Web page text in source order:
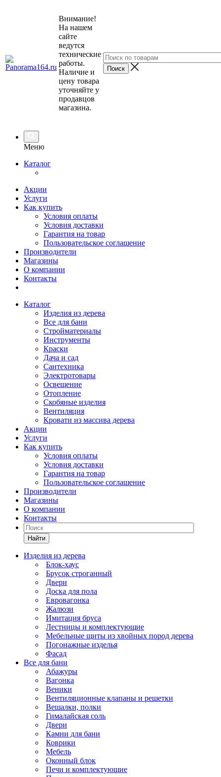
Внимание!
На нашем
сайте
ведутся
технические
работы.
Наличие и
цену товара
уточняйте у
продавцов
магазина.
Меню
Каталог
Акции
Услуги
Как купить
Условия оплаты
Условия доставки
Гарантия на товар
Пользовательское соглашение
Производители
Магазины
О компании
Контакты
Каталог
Изделия из дерева
Все для бани
Стройматериалы
Инструменты
Краски
Дача и сад
Сантехника
Электротовары
Освещение
Отопление
Скобяные изделия
Вентиляция
Кровати из массива дерева
Акции
Услуги
Как купить
Условия оплаты
Условия доставки
Гарантия на товар
Пользовательское соглашение
Производители
Магазины
О компании
Контакты
Найти
Изделия из дерева
Блок-хаус
Брусок строганный
Двери
Доска для пола
Евровагонка
Жалюзи
Имитация бруса
Лестницы и комплектующие
Мебельные щиты из хвойных пород дерева
Погонажные изделья
Фасад
Все для бани
Абажуры
Вагонка
Веники
Вентиляционные клапаны и решетки
Вешалки, полки
Гималайская соль
Двери
Камни для бани
Коврики
Мебель
Оконный блок
Печи и комплектующие